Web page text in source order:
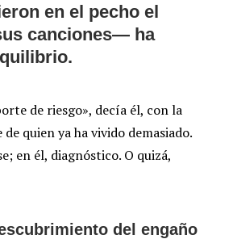
en el pecho el
canciones— ha
de riesgo», decía él, con la
quien ya ha vivido demasiado.
en él, diagnóstico. O quizá,
del engaño